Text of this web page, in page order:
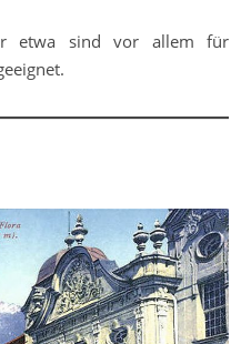
etwa sind vor allem für